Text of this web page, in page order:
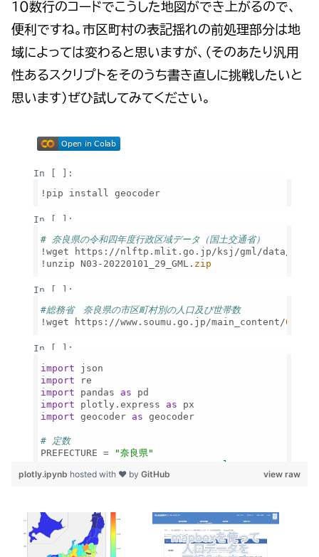
１０数行のコードでこうした地図ができ上がるので、
便利ですね。市区町村の表記揺れの前処理部分は地
域によっては変わると思いますが、（そのあたり汎用
性あるスクリプトをそのうち書き直しに挑戦したいと
思います）ぜひ試してみてください。
view raw
plotly.ipynb hosted with ❤ by GitHub